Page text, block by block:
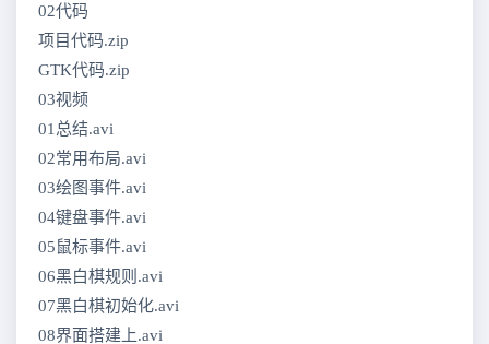
02代码
项目代码.zip
GTK代码.zip
03视频
01总结.avi
02常用布局.avi
03绘图事件.avi
04键盘事件.avi
05鼠标事件.avi
06黑白棋规则.avi
07黑白棋初始化.avi
08界面搭建上.avi